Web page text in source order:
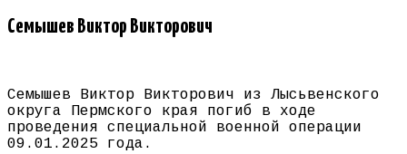
Семышев Виктор Викторович
Семышев Виктор Викторович из Лысьвенского
округа Пермского края погиб в ходе
проведения специальной военной операции
09.01.2025 года.